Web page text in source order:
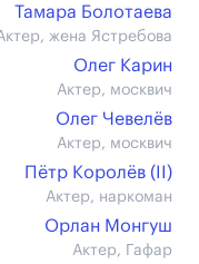
Тамара Болотаева
жена Ястребова
Олег Карин
Актер, москвич
Олег Чевелёв
Актер, москвич
Пётр Королёв (II)
Актер, наркоман
Орлан Монгуш
Актер, Гафар